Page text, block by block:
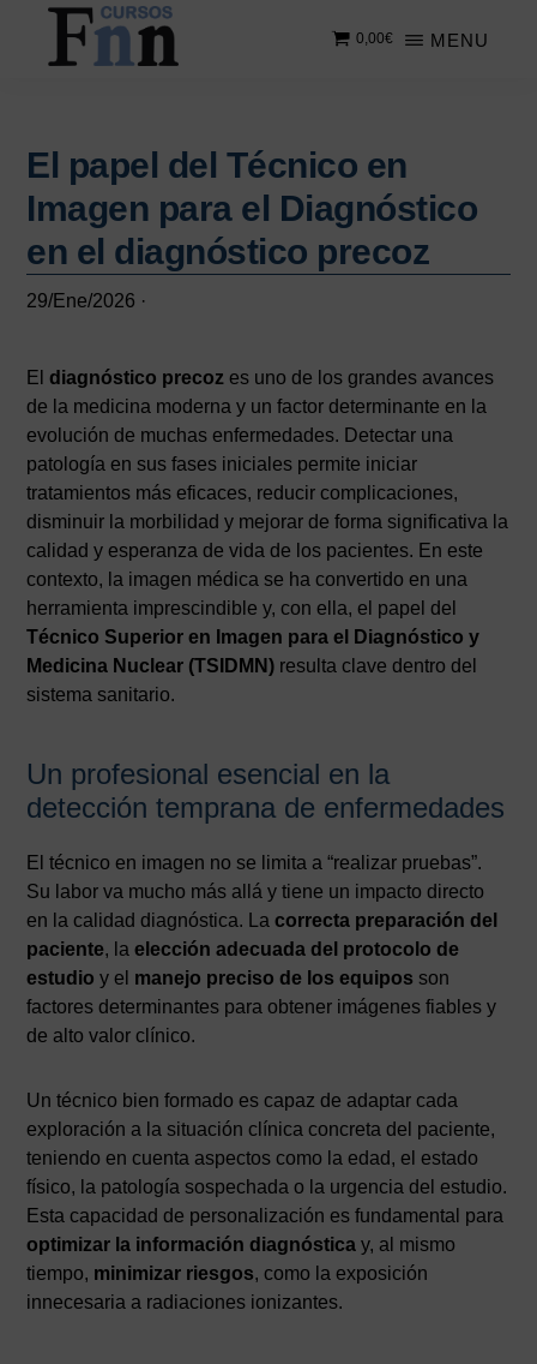
Saltar
contenido
Saltar
principal
online
MENU
0,00€
El papel del Técnico en
Imagen para el Diagnóstico
en el diagnóstico precoz
29/Ene/2026 ·
Eldiagnóstico precoz es uno de los grandes avances
de la medicina moderna y un factor determinante en la
evolución de muchas enfermedades. Detectar una
patología en sus fases iniciales permite iniciar
tratamientos más eficaces, reducir complicaciones,
disminuir la morbilidad y mejorar de forma significativa la
calidad y esperanza de vida de los pacientes. En este
contexto, la imagen médica se ha convertido en una
herramienta imprescindible y, con ella, el papel del
Técnico Superior en Imagen para el Diagnóstico y
Medicina Nuclear (TSIDMN) resulta clave dentro del
sistema sanitario.
Un profesional esencial en la
detección temprana de enfermedades
El técnico en imagen no se limita a “realizar pruebas”.
Su labor va mucho más allá y tiene un impacto directo
en la calidad diagnóstica. Lacorrecta preparación del
paciente, laelección adecuada del protocolo de
estudio y el manejo preciso de los equipos son
factores determinantes para obtener imágenes fiables y
de alto valor clínico.
Un técnico bien formado es capaz de adaptar cada
exploración a la situación clínica concreta del paciente,
teniendo en cuenta aspectos como la edad, el estado
físico, la patología sospechada o la urgencia del estudio.
Esta capacidad de personalización es fundamental para
optimizar la información diagnóstica y, al mismo
tiempo, minimizar riesgos, como la exposición
innecesaria a radiaciones ionizantes.